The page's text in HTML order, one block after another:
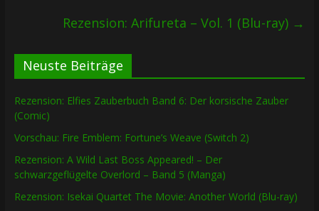
Rezension: Arifureta – Vol. 1 (Blu-ray) →
Neuste Beiträge
Rezension: Elfies Zauberbuch Band 6: Der korsische Zauber
(Comic)
Vorschau: Fire Emblem: Fortune’s Weave (Switch 2)
Rezension: A Wild Last Boss Appeared! – Der
schwarzgeflügelte Overlord – Band 5 (Manga)
Rezension: Isekai Quartet The Movie: Another World (Blu-ray)